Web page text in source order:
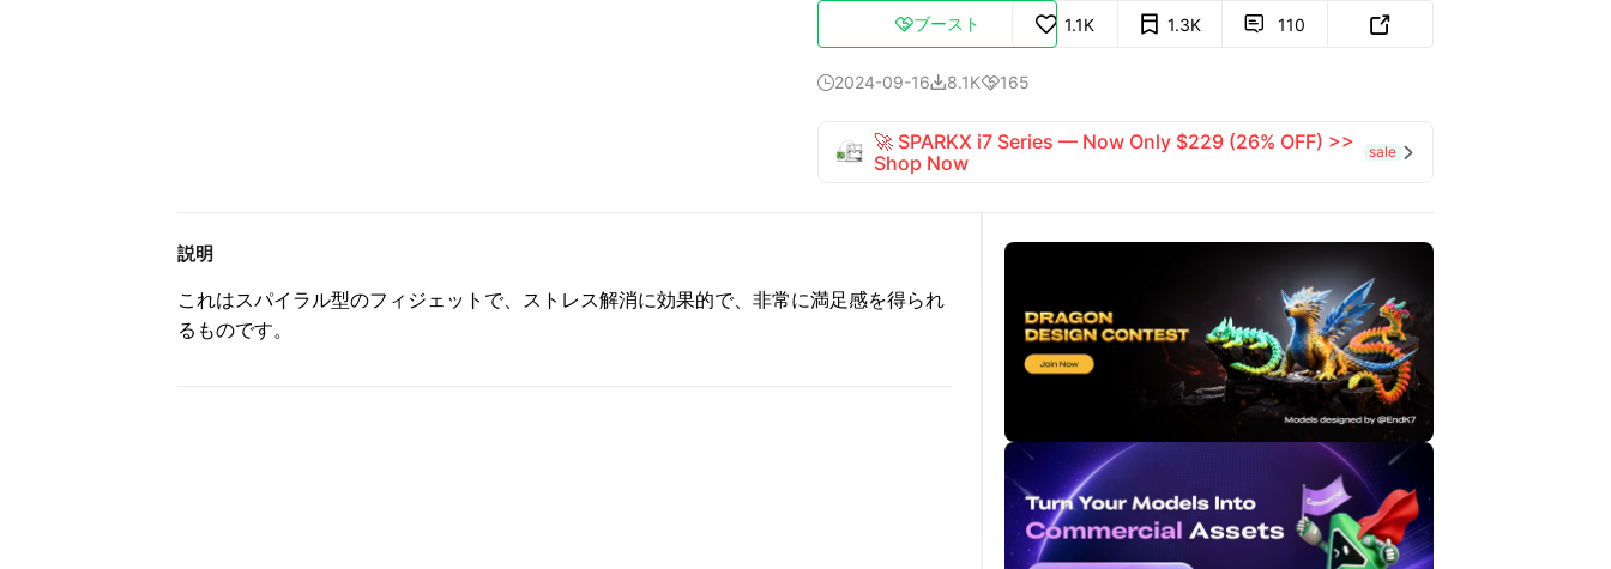
ブースト 1.1K 1.3K  110 
2024-09-168.1K165
🚀 SPARKX i7 Series — Now Only $229 (26% OFF) >>
Shop Now
sale 
説明
これはスパイラル型のフィジェットで、ストレス解消に効果的で、非常に満足感を得られ
るものです。